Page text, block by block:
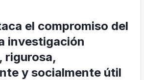
el compromiso del
investigación
rigurosa,
y socialmente útil